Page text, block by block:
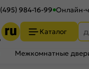
984-16-99 Онлайн-
Каталог
Межкомнатные